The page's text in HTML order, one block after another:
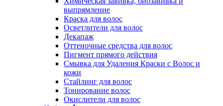
выпрямление
Краска для волос
Осветлители для волос
Декапаж
Оттеночные средства для волос
Пигмент прямого действия
Смывка для Удаления Краски с Волос и
кожи
Стайлинг для волос
Тонирование волос
Окислители для волос